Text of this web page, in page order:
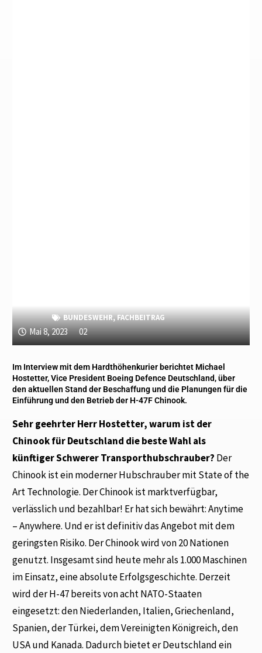
BUNDESWEHR,FACHBEITRAG
Mai 8, 2023 02
Im Interview mit dem Hardthöhenkurier berichtet Michael
Hostetter, Vice President Boeing Defence Deutschland, über
den aktuellen Stand der Beschaffung und die Planungen für die
Einführung und den Betrieb der H-47F Chinook.
Sehr geehrter Herr Hostetter, warum ist der
Chinook für Deutschland die beste Wahl als
künftiger Schwerer Transporthubschrauber? Der
Chinook ist ein moderner Hubschrauber mit State of the
Art Technologie. Der Chinook ist marktverfügbar,
verlässlich und bezahlbar! Er hat sich bewährt: Anytime
– Anywhere. Und er ist definitiv das Angebot mit dem
geringsten Risiko. Der Chinook wird von 20 Nationen
genutzt. Insgesamt sind heute mehr als 1.000 Maschinen
im Einsatz, eine absolute Erfolgsgeschichte. Derzeit
wird der H-47 bereits von acht NATO-Staaten
eingesetzt: den Niederlanden, Italien, Griechenland,
Spanien, der Türkei, dem Vereinigten Königreich, den
USA und Kanada. Dadurch bietet er Deutschland ein